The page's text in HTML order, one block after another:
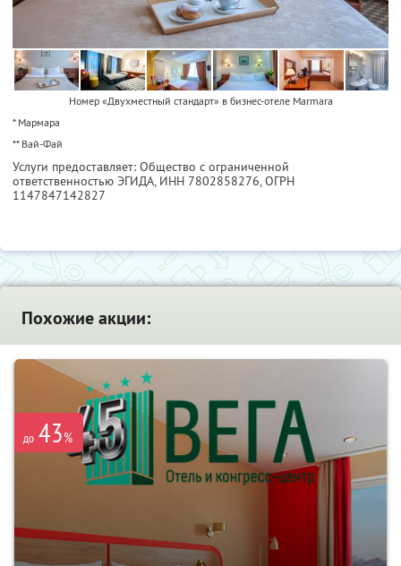
Номер «Двухместный стандарт» в бизнес-отеле Marmara
* Мармара
** Вай-Фай
Услуги предоставляет: Общество с ограниченной
ответственностью ЭГИДА, ИНН 7802858276, ОГРН
1147847142827
Похожие акции:
до 43%